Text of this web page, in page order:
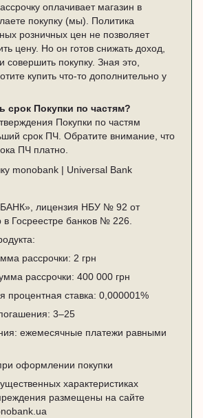
оплачивает магазин в
покупку (мы). Политика
розничных цен не позволяет
цену. Но он готов снижать доход,
совершить покупку. Зная это,
купить что-то дополнительно у
срок Покупки по частям?
Покупки по частям
срок ПЧ. Обратите внимание, что
ПЧ платно.
monobank | Universal Bank
лицензия НБУ № 92 от
Госреестре банков № 226.
рассрочки: 2 грн
рассрочки: 400 000 грн
процентная ставка: 0,000001%
3–25
ежемесячные платежи равными
оформлении покупки
характеристиках
размещены на сайте